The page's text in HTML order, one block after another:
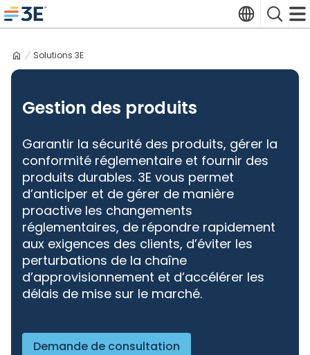
Skip
to
3E home
TranslateSearch
Solutions 3E
Gestion des produits
Garantir la sécurité des produits, gérer la
conformité réglementaire et fournir des
produits durables. 3E vous permet
d’anticiper et de gérer de manière
proactive les changements
réglementaires, de répondre rapidement
aux exigences des clients, d’éviter les
perturbations de la chaîne
d’approvisionnement et d’accélérer les
délais de mise sur le marché.
Demande de consultation